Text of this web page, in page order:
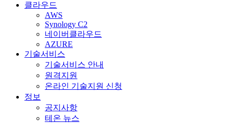
클라우드
AWS
Synology C2
네이버클라우드
AZURE
기술서비스
기술서비스 안내
원격지원
온라인 기술지원 신청
정보
공지사항
테온 뉴스